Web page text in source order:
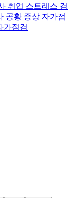
취업 스트레스 검
공황 증상 자가점
가점검